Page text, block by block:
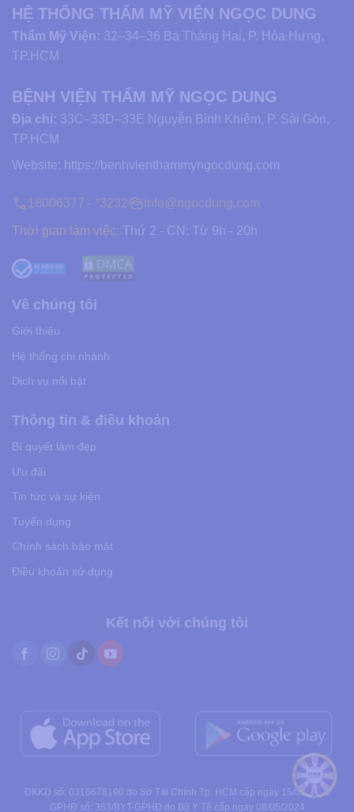
HỆ THỐNG THẨM MỸ VIỆN NGỌC DUNG
Thẩm Mỹ Viện: 32–34–36 Ba Tháng Hai, P. Hòa Hưng,
TP.HCM
BỆNH VIỆN THẨM MỸ NGỌC DUNG
Địa chỉ: 33C–33D–33E Nguyễn Bỉnh Khiêm, P. Sài Gòn,
TP.HCM
Website: https://benhvienthammyngocdung.com
18006377 - *3232 info@ngocdung.com
Thời gian làm việc: Thứ 2 - CN: Từ 9h - 20h
Về chúng tôi
Giới thiệu
Hệ thống chi nhánh
Dịch vụ nổi bật
Thông tin & điều khoản
Bí quyết làm đẹp
Ưu đãi
Tin tức và sự kiện
Tuyển dụng
Chính sách bảo mật
Điều khoản sử dụng
Kết nối với chúng tôi
ĐKKD số: 0316678190 do Sở Tài Chính Tp. HCM cấp ngày 15/01/2021
GPHĐ số: 353/BYT-GPHĐ do Bộ Y Tế cấp ngày 08/05/2024